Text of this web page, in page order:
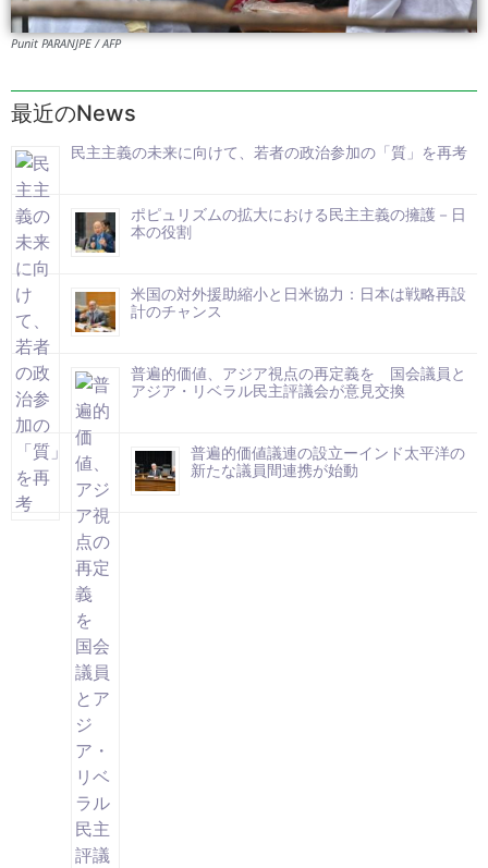
Punit PARANJPE / AFP
最近のNews
民主主義の未来に向けて、若者の政治参加の「質」を再考
ポピュリズムの拡大における民主主義の擁護－日
本の役割
米国の対外援助縮小と日米協力：日本は戦略再設
計のチャンス
普遍的価値、アジア視点の再定義を 国会議員と
アジア・リベラル民主評議会が意見交換
普遍的価値議連の設立ーインド太平洋の
新たな議員間連携が始動